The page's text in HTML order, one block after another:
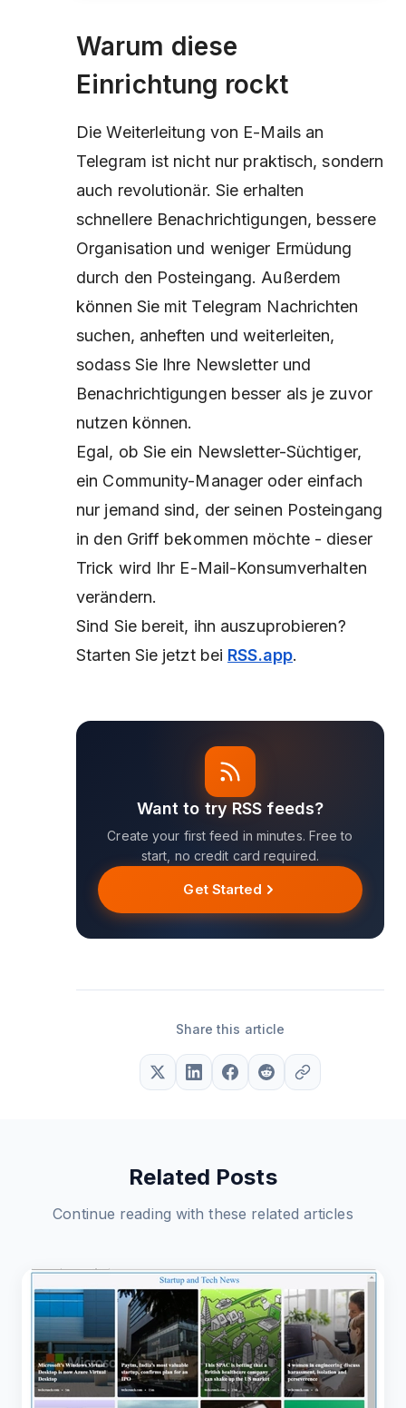
Warum diese
Einrichtung rockt
Die Weiterleitung von E-Mails an
Telegram ist nicht nur praktisch, sondern
auch revolutionär. Sie erhalten
schnellere Benachrichtigungen, bessere
Organisation und weniger Ermüdung
durch den Posteingang. Außerdem
können Sie mit Telegram Nachrichten
suchen, anheften und weiterleiten,
sodass Sie Ihre Newsletter und
Benachrichtigungen besser als je zuvor
nutzen können.
Egal, ob Sie ein Newsletter-Süchtiger,
ein Community-Manager oder einfach
nur jemand sind, der seinen Posteingang
in den Griff bekommen möchte - dieser
Trick wird Ihr E-Mail-Konsumverhalten
verändern.
Sind Sie bereit, ihn auszuprobieren?
Starten Sie jetzt bei RSS.app.
Want to try RSS feeds?
Create your first feed in minutes. Free to
start, no credit card required.
Get Started
Share this article
Related Posts
Continue reading with these related articles